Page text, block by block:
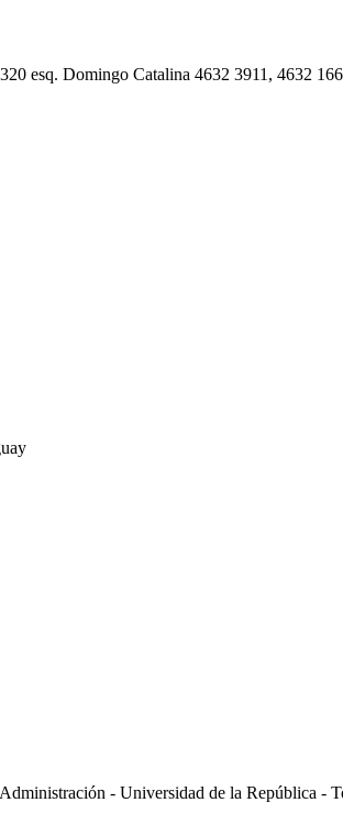
esq. Domingo Catalina 4632 3911, 4632
- Universidad de la República -